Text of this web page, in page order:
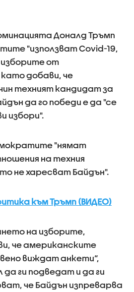
Доналд Тръмп
"използват Covid-19,
от
добави, че
техният кандидат за
да го победи е да "се
избори".
"нямат
на техния
не харесват Байдън".
към Тръмп (ВИДЕО)
на изборите,
че американските
виждат анкети“,
да ги подведат и да ги
че Байдън изпреварва